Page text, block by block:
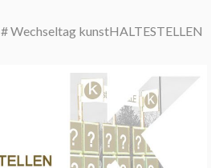
# Wechseltag kunstHALTESTELLEN